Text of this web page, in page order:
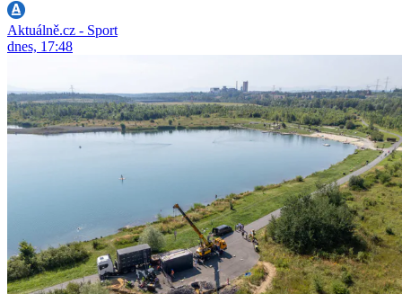
Aktuálně.cz - Sport
dnes, 17:48